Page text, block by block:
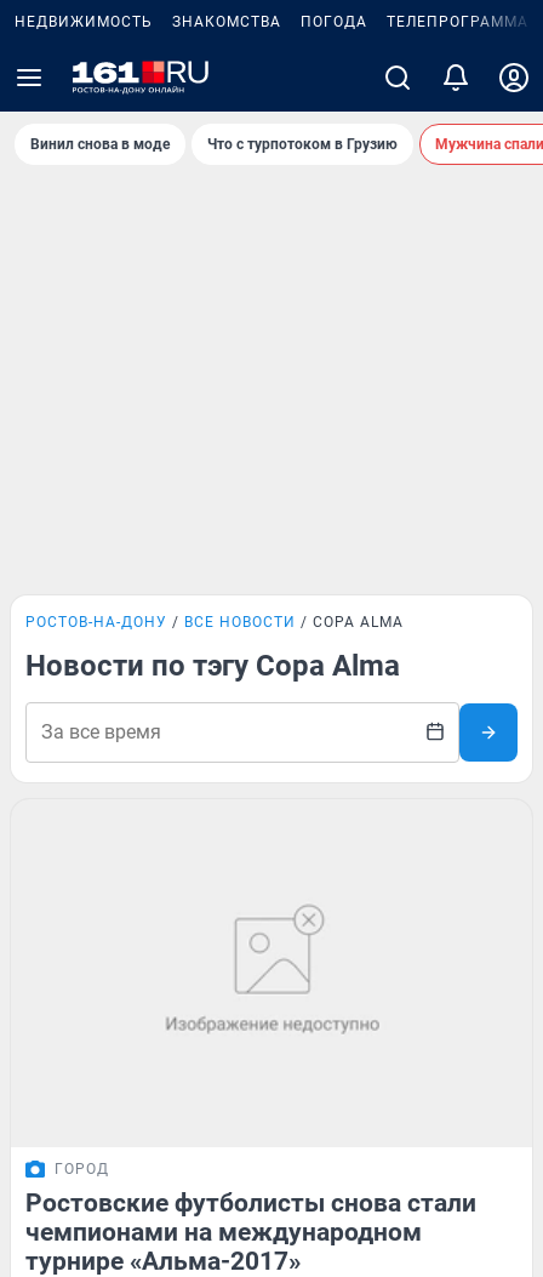
НЕДВИЖИМОСТЬ ЗНАКОМСТВА ПОГОДА ТЕЛЕПРОГРАММА
Винил снова в моде Что с турпотоком в Грузию Мужчина
РОСТОВ-НА-ДОНУ ВСЕ НОВОСТИ COPA ALMA
Новости по тэгу Copa Alma
ГОРОД
Ростовские футболисты снова стали
чемпионами на международном
турнире «Альма-2017»